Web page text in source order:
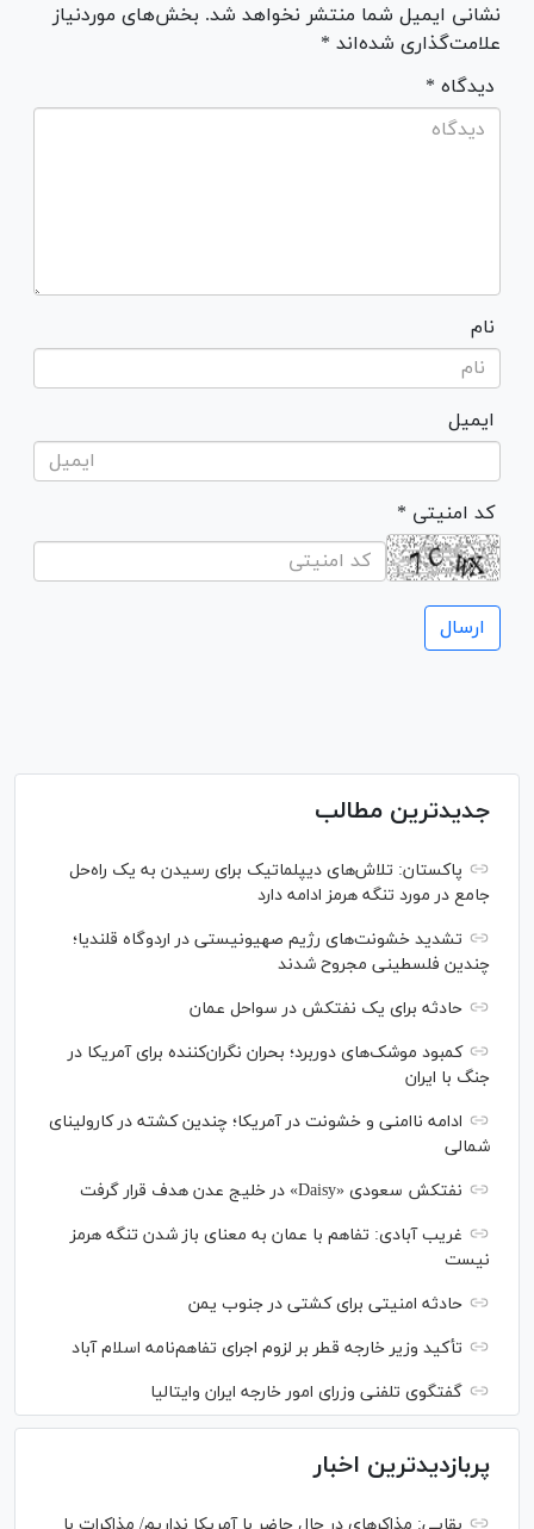
نشانی ایمیل شما منتشر نخواهد شد. بخش‌های موردنیاز
علامت‌گذاری شده‌اند *
* دیدگاه
نام
ایمیل
* کد امنیتی
جدیدترین مطالب
پاکستان: تلاش‌های دیپلماتیک برای رسیدن به یک راه‌حل
جامع در مورد تنگه هرمز ادامه دارد
تشدید خشونت‌های رژیم صهیونیستی در اردوگاه قلندیا؛
چندین فلسطینی مجروح شدند
حادثه برای یک نفتکش در سواحل عمان
کمبود موشک‌های دوربرد؛ بحران نگران‌کننده برای آمریکا در
جنگ با ایران
ادامه ناامنی و خشونت در آمریکا؛ چندین کشته در کارولینای
شمالی
نفتکش سعودی «Daisy» در خلیج عدن هدف قرار گرفت
غریب آبادی: تفاهم با عمان به معنای باز شدن تنگه هرمز
نیست
حادثه امنیتی برای کشتی در جنوب یمن
تأکید وزیر خارجه قطر بر لزوم اجرای تفاهم‌نامه اسلام آباد
گفتگوی تلفنی وزرای امور خارجه ایران وایتالیا
پربازدیدترین اخبار